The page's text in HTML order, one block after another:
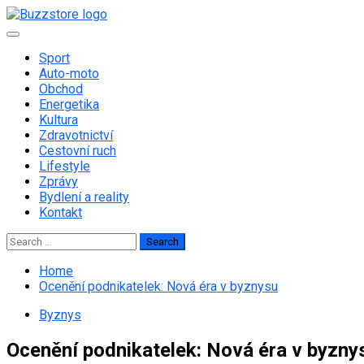
Skip
to
Primary
Sport
Auto-moto
Obchod
Energetika
Kultura
Zdravotnictví
Cestovní ruch
Lifestyle
Zprávy
Bydlení a reality
Kontakt
Search
for:
Home
Ocenění podnikatelek: Nová éra v byznysu
Byznys
Ocenění podnikatelek: Nová éra v